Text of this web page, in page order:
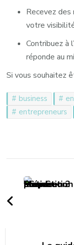
Recevez des
votre
Contribuez à
réponde au
Si vous souhaitez
business
entrepreneurs
d'article